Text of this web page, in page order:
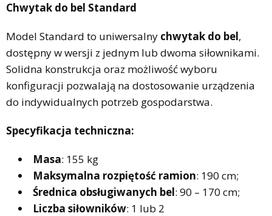
Chwytak do bel Standard
Model Standard to uniwersalny chwytak do bel,
dostępny w wersji z jednym lub dwoma siłownikami.
Solidna konstrukcja oraz możliwość wyboru
konfiguracji pozwalają na dostosowanie urządzenia
do indywidualnych potrzeb gospodarstwa.
Specyfikacja techniczna:
Masa: 155 kg
Maksymalna rozpiętość ramion: 190 cm;
Średnica obsługiwanych bel: 90 – 170 cm;
Liczba siłowników: 1 lub 2